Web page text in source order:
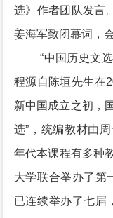
选》作者团队发言
姜海军致闭幕词，
“中国历史文
程源自陈垣先生在
新中国成立之初，
选”，统编教材由
年代本课程有多种
大学联合举办了第
已连续举办了七届